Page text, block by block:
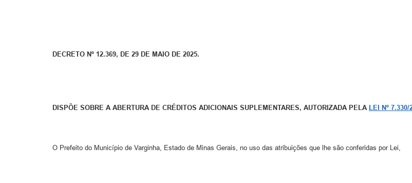
DECRETO Nº 12.369, DE 29 DE MAIO DE 2025.
DISPÕE SOBRE A ABERTURA DE CRÉDITOS ADICIONAIS SUPLEMENTARES, AUTORIZADA PELA LEI Nº 7.330/
O Prefeito do Município de Varginha, Estado de Minas Gerais, no uso das atribuições que lhe são conferidas por Lei,